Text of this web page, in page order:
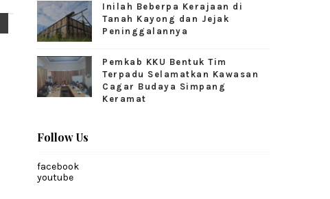
Inilah Beberpa Kerajaan di
Tanah Kayong dan Jejak
Peninggalannya
Pemkab KKU Bentuk Tim
Terpadu Selamatkan Kawasan
Cagar Budaya Simpang
Keramat
Follow Us
facebook
youtube